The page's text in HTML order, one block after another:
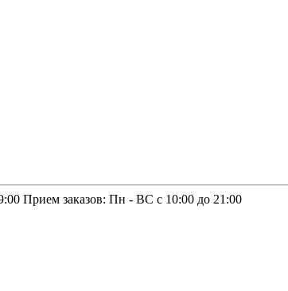
Прием заказов: Пн - ВС с 10:00 до 21:00